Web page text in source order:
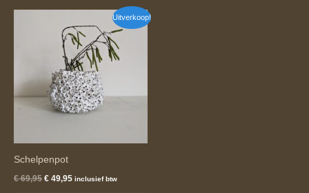
Uitverkoop!
Schelpenpot
€69,95
was:
€ 69,95.
€ 49,95
prijs
is:
€ 49,95.
inclusief btw